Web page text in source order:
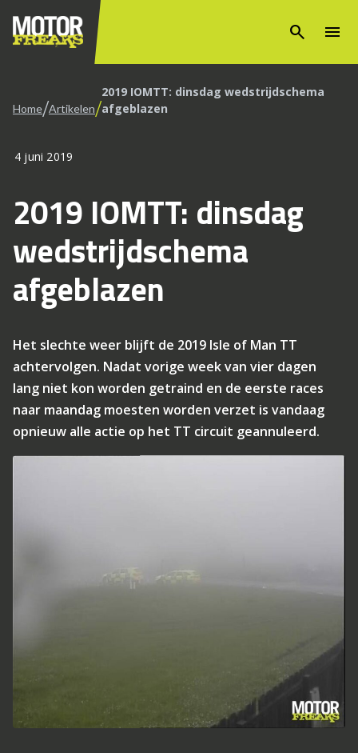
search menu
Home/Artikelen/2019 IOMTT: dinsdag wedstrijdschema
afgeblazen
4 juni 2019
2019 IOMTT: dinsdag
wedstrijdschema
afgeblazen
Het slechte weer blijft de 2019 Isle of Man TT
achtervolgen. Nadat vorige week van vier dagen
lang niet kon worden getraind en de eerste races
naar maandag moesten worden verzet is vandaag
opnieuw alle actie op het TT circuit geannuleerd.